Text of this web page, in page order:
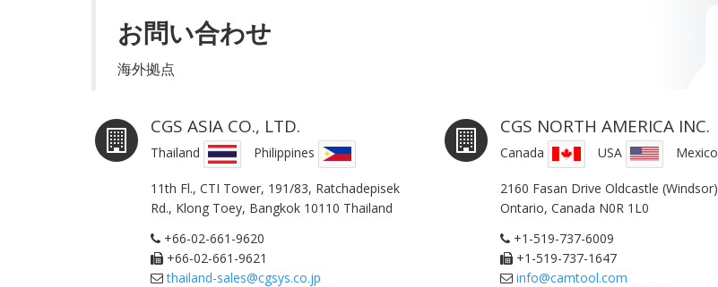
お問い合わせ
海外拠点
CGS ASIA CO., LTD.
Thailand Philippines
11th Fl., CTI Tower, 191/83, Ratchadepisek
Rd., Klong Toey, Bangkok 10110 Thailand
+66-02-661-9620
+66-02-661-9621
thailand-sales@cgsys.co.jp
CGS NORTH AMERICA INC.
Canada USA Mexico
2160 Fasan Drive Oldcastle (Windsor)
Ontario, Canada N0R 1L0
+1-519-737-6009
+1-519-737-1647
info@camtool.com